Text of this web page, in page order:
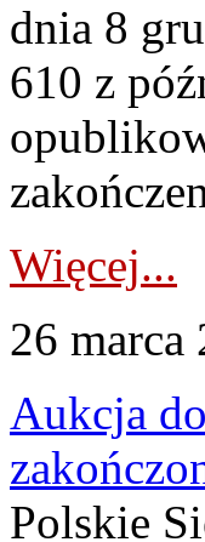
dnia 8
610 z
Więcej...
26 marca
Aukcja
Polskie